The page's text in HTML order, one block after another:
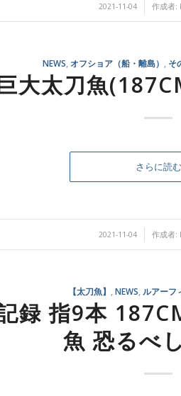
2021-11-04
/ 作成者:
NEWS オフショア（船・離島） そ
大太刀魚
さらに読む
2021-11-04
/ 作成者:
【太刀魚】 NEWS ルアーフ
録 指9本
魚 恐るべ